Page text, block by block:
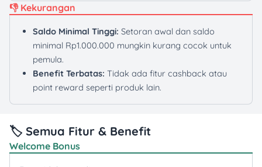
👎 Kekurangan
Saldo Minimal Tinggi: Setoran awal dan saldo
minimal Rp1.000.000 mungkin kurang cocok untuk
pemula.
Benefit Terbatas: Tidak ada fitur cashback atau
point reward seperti produk lain.
🏷️ Semua Fitur & Benefit
Welcome Bonus